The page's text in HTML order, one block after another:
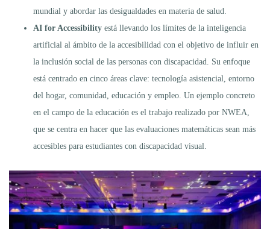
mundial y abordar las desigualdades en materia de salud.
AI for Accessibility está llevando los límites de la inteligencia
artificial al ámbito de la accesibilidad con el objetivo de influir en
la inclusión social de las personas con discapacidad. Su enfoque
está centrado en cinco áreas clave: tecnología asistencial, entorno
del hogar, comunidad, educación y empleo. Un ejemplo concreto
en el campo de la educación es el trabajo realizado por NWEA,
que se centra en hacer que las evaluaciones matemáticas sean más
accesibles para estudiantes con discapacidad visual.